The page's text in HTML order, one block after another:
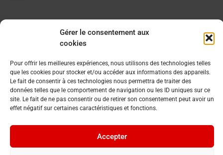
Gérer le consentement aux
cookies
Pour offrir les meilleures expériences, nous utilisons des technologies telles
que les cookies pour stocker et/ou accéder aux informations des appareils.
Le fait de consentir à ces technologies nous permettra de traiter des
données telles que le comportement de navigation ou les ID uniques sur ce
site. Le fait de ne pas consentir ou de retirer son consentement peut avoir un
effet négatif sur certaines caractéristiques et fonctions.
Accepter